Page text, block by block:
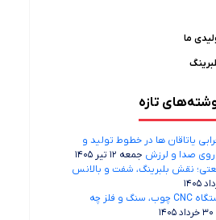
ما
تازه
یاتاقان ها در خطوط تولید و
صدا و لرزش جمعه 12 تیر 1405
نقش بلبرینگ، شفت و بالانس
بلبرینگ مناسب دستگاه CNC چوب، سنگ و فلز چه